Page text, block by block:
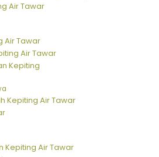
Air Tawar
Air Tawar
Air Tawar
Kepiting
Kepiting Air Tawar
Kepiting Air Tawar